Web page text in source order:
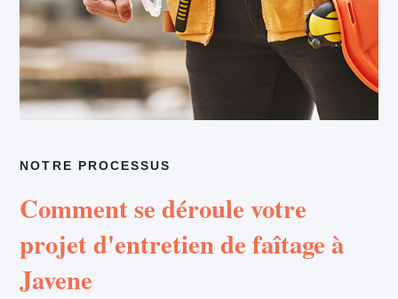
NOTRE PROCESSUS
Comment se déroule votre
projet d'entretien de faîtage à
Javene